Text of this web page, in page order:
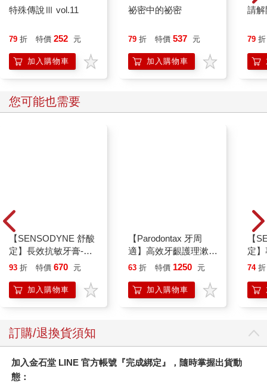
特殊傳說Ⅲ vol.11
79 折 特價 252 元
加入購物車
祕密中的祕密
79 折 特價 537 元
加入購物車
請解
79 折
您可能也需要
【SENSODYNE 舒酸
定】長效抗敏牙膏-牙
齦護理160gx3入
93 折 特價 670 元
加入購物車
【Parodontax 牙周
適】高效牙齦護理漱口
水-極淨清新500mlx6
63 折 特價 1250 元
加入購物車
【
定
膏-
74 折
訂購/退換貨須知
加入金石堂 LINE 官方帳號『完成綁定』，隨時掌握出貨動
態：